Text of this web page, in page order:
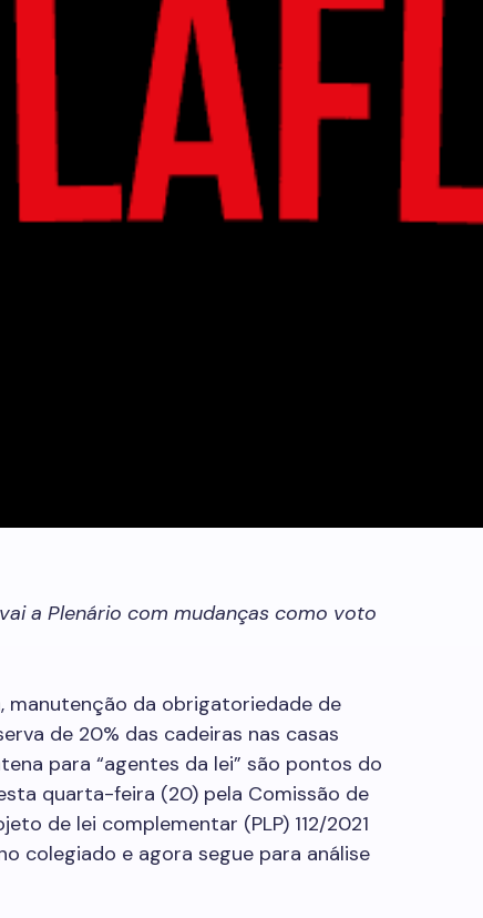
a Plenário com mudanças como voto
manutenção da obrigatoriedade de
de 20% das cadeiras nas casas
para “agentes da lei” são pontos do
quarta-feira (20) pela Comissão de
de lei complementar (PLP) 112/2021
colegiado e agora segue para análise